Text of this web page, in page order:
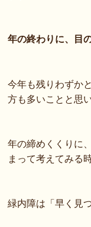
年の終わりに、目
今年も残りわずか
方も多いことと思
年の締めくくりに
まって考えてみる
緑内障は「早く見